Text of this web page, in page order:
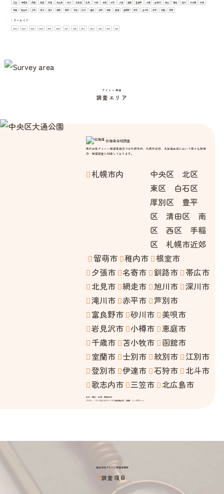
三笠 中標津 伊達 函館 別海 北広島 北斗 北海道 北見 千歳 名寄 士別 夕張 室蘭 富良野 小樽 岩見沢 帯広 恵庭 旭川 未分類 札幌
根室 歌志内 江別 深川 滝川 留萌 登別 石狩 砂川 稚内 紋別 網走 美唄 美瑛町 芦別 苫小牧 赤平 釧路 音更
アーカイブ
2023 2022 2021 2020 2019 2018 2017 2016 2015 2014 2013 2012 2011
アイシン探偵
調査エリア
北海道全域調査
株式会社アイシン探偵事務所では札幌市内、札幌市近郊、北海道全域において様々な興信
所・探偵調査に対応しております。
札幌市内
中央区 北区
東区 白石区
厚別区 豊平
区 清田区 南
区 西区 手稲
区 札幌市近郊
留萌市
稚内市
根室市
夕張市
名寄市 釧路市
帯広市
北見市
網走市 旭川市
深川市
滝川市
赤平市
芦別市
富良野市
砂川市
美唄市
岩見沢市
小樽市
恵庭市
千歳市
苫小牧市
函館市
室蘭市
士別市 紋別市
江別市
登別市
伊達市 石狩市
北斗市
歌志内市
三笠市 北広島市
東北・関東・東海・関西全域
グアム・ハワイおよびアメリカ合衆国全域・韓国・シンガポール
株式会社アイシン探偵事務所
調査項目